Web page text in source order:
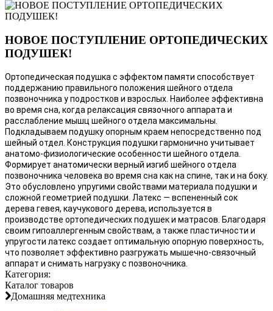
НОВОЕ ПОСТУПЛЕНИЕ ОРТОПЕДИЧЕСКИХ
ПОДУШЕК!
Ортопедическая подушка с эффектом памяти способствует
поддержанию правильного положения шейного отдела
позвоночника у подростков и взрослых. Наиболее эффективна
во время сна, когда релаксация связочного аппарата и
расслабление мышц шейного отдела максимальны.
Подкладываем подушку опорным краем непосредственно под
шейный отдел. Конструкция подушки гармонично учитывает
анатомо-физиологические особенности шейного отдела.
Формирует анатомически верный изгиб шейного отдела
позвоночника человека во время сна как на спине, так и на боку.
Это обусловлено упругими свойствами материала подушки и
сложной геометрией подушки. Латекс — вспененный сок
дерева гевея, каучукового дерева, используется в
производстве ортопедических подушек и матрасов. Благодаря
своим гипоаллергенным свойствам, а также пластичности и
упругости латекс создает оптимальную опорную поверхность,
что позволяет эффективно разгружать мышечно-связочный
аппарат и снимать нагрузку с позвоночника.
Категория:
Каталог товаров
Домашняя медтехника